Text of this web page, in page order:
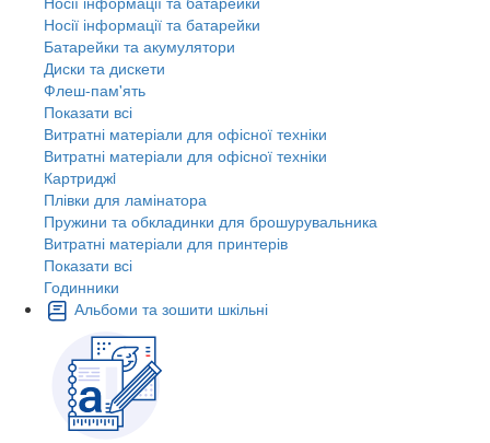
Носії інформації та батарейки
Батарейки та акумулятори
Диски та дискети
Флеш-пам'ять
Показати всі
Витратні матеріали для офісної техніки
Витратні матеріали для офісної техніки
Картриджi
Плівки для ламінатора
Пружини та обкладинки для брошурувальника
Витратні матеріали для принтерів
Показати всі
Годинники
Альбоми та зошити шкільні